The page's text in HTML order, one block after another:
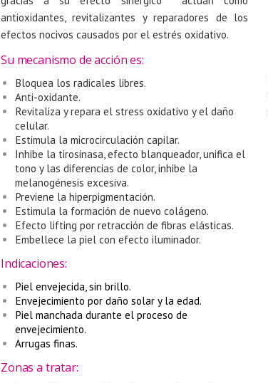
antioxidantes, revitalizantes y reparadores de los
efectos nocivos causados por el estrés oxidativo.
Su mecanismo de acción es:
Bloquea los radicales libres.
Anti-oxidante.
Revitaliza y repara el stress oxidativo y el daño
celular.
Estimula la microcirculación capilar.
Inhibe la tirosinasa, efecto blanqueador, unifica el
tono y las diferencias de color, inhibe la
melanogénesis excesiva.
Previene la hiperpigmentación.
Estimula la formación de nuevo colágeno.
Efecto lifting por retracción de fibras elásticas.
Embellece la piel con efecto iluminador.
Indicaciones:
Piel envejecida, sin brillo.
Envejecimiento por daño solar y la edad.
Piel manchada durante el proceso de
envejecimiento.
Arrugas finas.
Zonas a tratar: